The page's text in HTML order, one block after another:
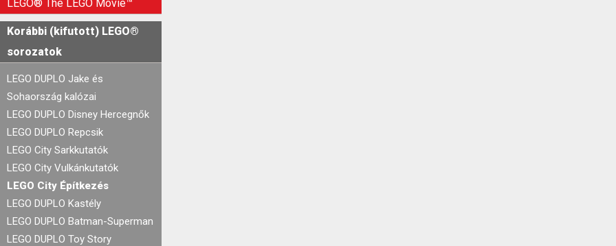
LEGO® The LEGO Movie™
Korábbi (kifutott) LEGO®
sorozatok
LEGO DUPLO Jake és
Sohaország kalózai
LEGO DUPLO Disney Hercegnők
LEGO DUPLO Repcsik
LEGO City Sarkkutatók
LEGO City Vulkánkutatók
LEGO City Építkezés
LEGO DUPLO Kastély
LEGO DUPLO Batman-Superman
LEGO DUPLO Toy Story